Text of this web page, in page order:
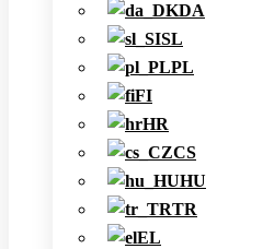
DA
SL
PL
FI
HR
CS
HU
TR
EL